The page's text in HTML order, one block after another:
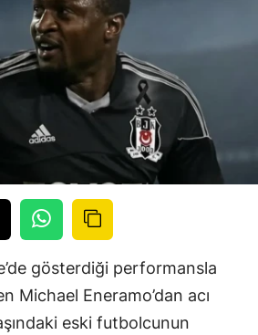
gösterdiği performansla
Michael Eneramo’dan acı
eski futbolcunun